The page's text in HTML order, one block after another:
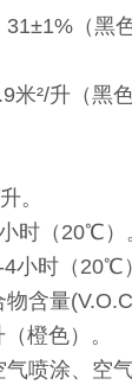
（黑
米²/升（黑
。
时（20℃）
小时（20℃
含量
橙色）。
喷涂、空